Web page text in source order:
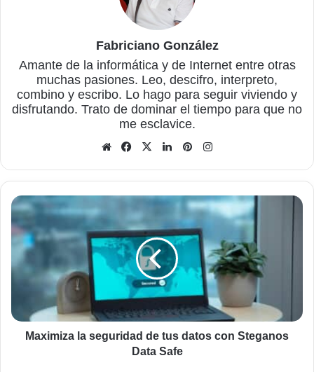
Fabriciano González
Amante de la informática y de Internet entre otras
muchas pasiones. Leo, descifro, interpreto,
combino y escribo. Lo hago para seguir viviendo y
disfrutando. Trato de dominar el tiempo para que no
me esclavice.
Sitio
Facebook
X LinkedInPinterest
Maximiza
la
seguridad
de
tus
datos
Steganos
Data
SafeMaximiza la seguridad de tus datos con Steganos
Data Safe